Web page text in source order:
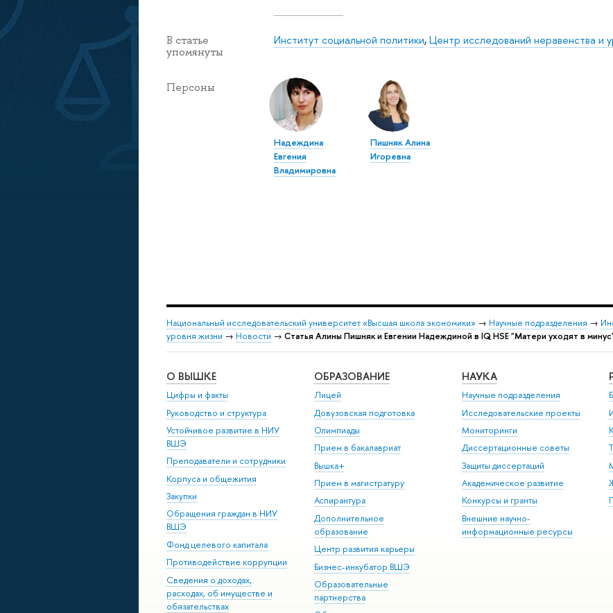
В статье
упомянуты
Институт социальной политики,Центр исследований неравенства и
Персоны
Надеждина
Евгения
Владимировна
Пишняк Алина
Игоревна
Национальный исследовательский университет «Высшая школа экономики» → Научные подразделения →
уровня жизни → Новости → Статья Алины Пишняк и Евгении Надеждиной в IQ HSE "Матери уходят в
О ВЫШКЕ
Цифры и факты
Руководство и структура
Устойчивое развитие в НИУ
ВШЭ
Преподаватели и сотрудники
Корпуса и общежития
Закупки
Обращения граждан в НИУ
ВШЭ
Фонд целевого капитала
Противодействие коррупции
Сведения о доходах,
расходах, об имуществе и
обязательствах
ОБРАЗОВАНИЕ
Лицей
Довузовская подготовка
Олимпиады
Прием в бакалавриат
Вышка+
Прием в магистратуру
Аспирантура
Дополнительное
образование
Центр развития карьеры
Бизнес-инкубатор ВШЭ
Образовательные
партнерства
НАУКА
Научные подразделения
Исследовательские проекты
Мониторинги
Диссертационные советы
Защиты диссертаций
Академическое развитие
Конкурсы и гранты
Внешние научно-
информационные ресурсы